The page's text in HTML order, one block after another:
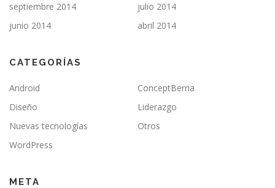
septiembre 2014
julio 2014
junio 2014
abril 2014
CATEGORÍAS
Android
ConceptBerria
Diseño
Liderazgo
Nuevas tecnologías
Otros
WordPress
META